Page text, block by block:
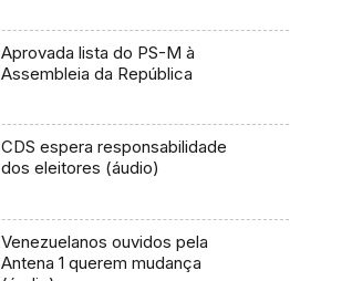
Aprovada lista do PS-M à
Assembleia da República
CDS espera responsabilidade
dos eleitores (áudio)
Venezuelanos ouvidos pela
Antena 1 querem mudança